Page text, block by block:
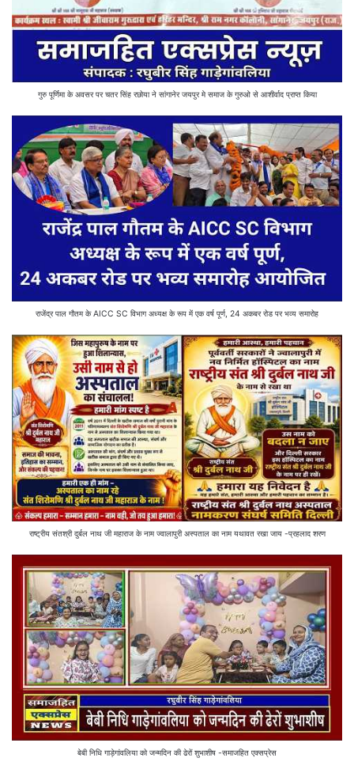
गुरु पूर्णिमा के अवसर पर चतर सिंह रछोया ने सांगानेर जयपुर मे समाज के गुरुओ से आशीर्वाद प्राप्त किया
राजेंद्र पाल गौतम के AICC SC विभाग अध्यक्ष के रूप में एक वर्ष पूर्ण, 24 अकबर रोड पर भव्य समारोह
राष्ट्रीय संतश्री दुर्बल नाथ जी महाराज के नाम ज्वालापुरी अस्पताल का नाम यथावत रखा जाय -प्रहलाद शरण
बेबी निधि गाड़ेगांवलिया को जन्मदिन की ढेरों शुभाशीष -समाजहित एक्सप्रेस